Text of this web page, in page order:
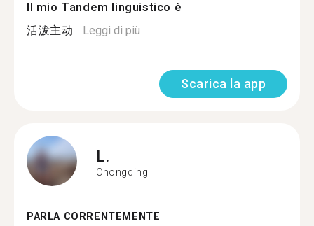
Il mio Tandem linguistico è
活泼主动...Leggi di più
Scarica la app
L.
Chongqing
PARLA CORRENTEMENTE